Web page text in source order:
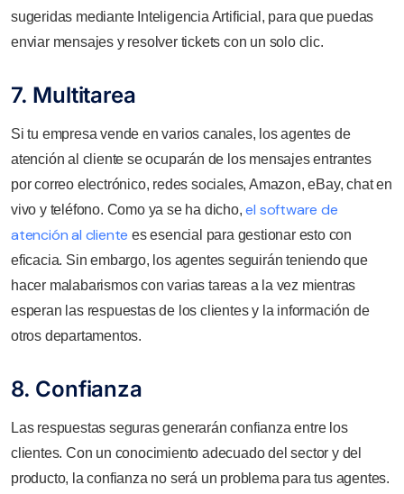
sugeridas mediante Inteligencia Artificial, para que puedas
enviar mensajes y resolver tickets con un solo clic.
7. Multitarea
Si tu empresa vende en varios canales, los agentes de
atención al cliente se ocuparán de los mensajes entrantes
por correo electrónico, redes sociales, Amazon, eBay, chat en
vivo y teléfono. Como ya se ha dicho,el software de
atención al cliente es esencial para gestionar esto con
eficacia. Sin embargo, los agentes seguirán teniendo que
hacer malabarismos con varias tareas a la vez mientras
esperan las respuestas de los clientes y la información de
otros departamentos.
8. Confianza
Las respuestas seguras generarán confianza entre los
clientes. Con un conocimiento adecuado del sector y del
producto, la confianza no será un problema para tus agentes.